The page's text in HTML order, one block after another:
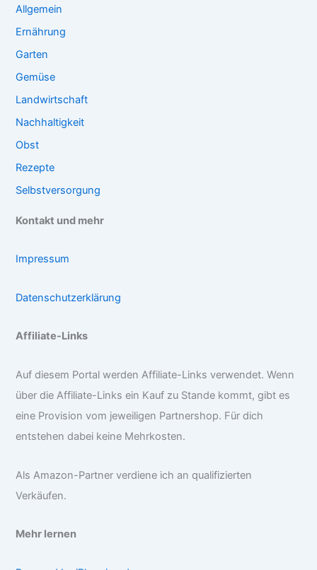
Allgemein
Ernährung
Garten
Gemüse
Landwirtschaft
Nachhaltigkeit
Obst
Rezepte
Selbstversorgung
Kontakt und mehr
Impressum
Datenschutzerklärung
Affiliate-Links
Auf diesem Portal werden Affiliate-Links verwendet. Wenn
über die Affiliate-Links ein Kauf zu Stande kommt, gibt es
eine Provision vom jeweiligen Partnershop. Für dich
entstehen dabei keine Mehrkosten.
Als Amazon-Partner verdiene ich an qualifizierten
Verkäufen.
Mehr lernen